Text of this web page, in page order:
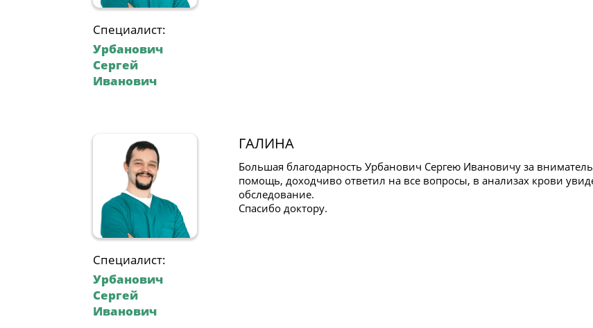
Специалист:
Урбанович
Сергей
Иванович
Специалист:
Урбанович
Сергей
Иванович
ГАЛИНА
Большая благодарность Урбанович Сергею Ивановичу за
помощь, доходчиво ответил на все вопросы, в анализах крови
обследование.
Спасибо доктору.